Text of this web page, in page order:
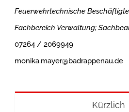
Feuerwehrtechnische Beschäftigte
Fachbereich Verwaltung;
07264 / 2069949
monika.mayer@badrappenau.de
Kürzlich